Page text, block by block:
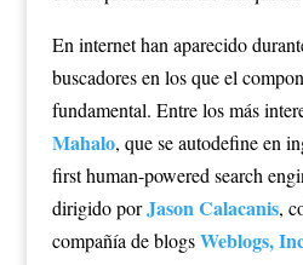
En internet han aparecido
buscadores en los que el
fundamental. Entre los más
Mahalo, que se autodefine en
first human-powered search
dirigido porJason Calacanis,
compañía de blogsWeblogs,